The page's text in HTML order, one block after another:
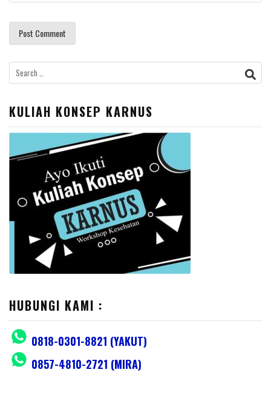
Search
for:
KULIAH KONSEP KARNUS
HUBUNGI KAMI :
0818-0301-8821 (YAKUT)
0857-4810-2721 (MIRA)